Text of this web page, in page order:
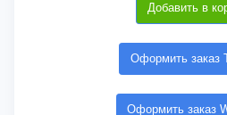
Добавить в
Оформить заказ
Оформить заказ